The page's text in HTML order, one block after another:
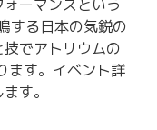
ーマンスという
する日本の気鋭の
でアトリウムの
ます。イベント詳
す。